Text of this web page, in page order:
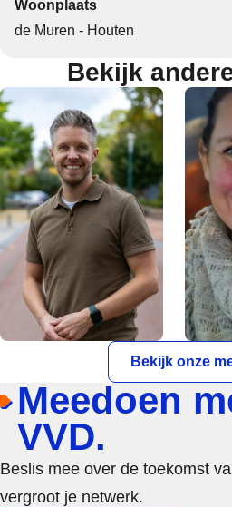
Woonplaats
de Muren - Houten
Bekijk
Bekijk onze
Meedoen
VVD.
Beslis mee over de toekomst
vergroot je netwerk.